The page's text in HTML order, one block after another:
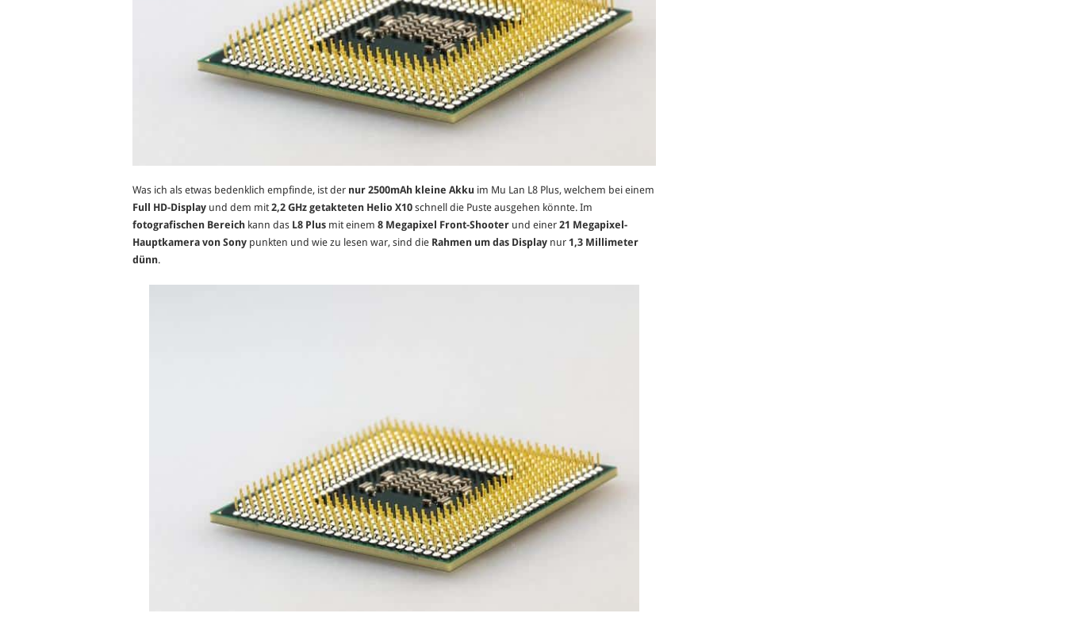
Was ich als etwas bedenklich empfinde, ist der nur 2500mAh kleine Akku im Mu Lan L8 Plus, welchem bei einem
Full HD-Display und dem mit 2,2 GHz getakteten Helio X10 schnell die Puste ausgehen könnte. Im
fotografischen Bereich kann das L8 Plus mit einem 8 Megapixel Front-Shooter und einer 21 Megapixel-
Hauptkamera von Sony punkten und wie zu lesen war, sind die Rahmen um das Display nur 1,3 Millimeter
dünn.